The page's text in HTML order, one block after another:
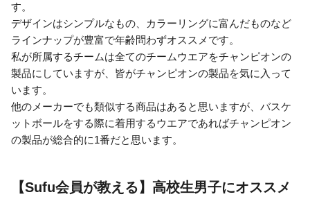
す。
デザインはシンプルなもの、カラーリングに富んだものなど
ラインナップが豊富で年齢問わずオススメです。
私が所属するチームは全てのチームウエアをチャンピオンの
製品にしていますが、皆がチャンピオンの製品を気に入って
います。
他のメーカーでも類似する商品はあると思いますが、バスケ
ットボールをする際に着用するウエアであればチャンピオン
の製品が総合的に1番だと思います。
【Sufu会員が教える】高校生男子にオススメ